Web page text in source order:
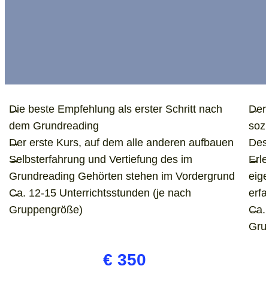
Die beste Empfehlung als erster Schritt nach
dem Grundreading
Der erste Kurs, auf dem alle anderen aufbauen
Selbsterfahrung und Vertiefung des im
Grundreading Gehörten stehen im Vordergrund
Ca. 12-15 Unterrichtsstunden (je nach
Gruppengröße)
€ 350